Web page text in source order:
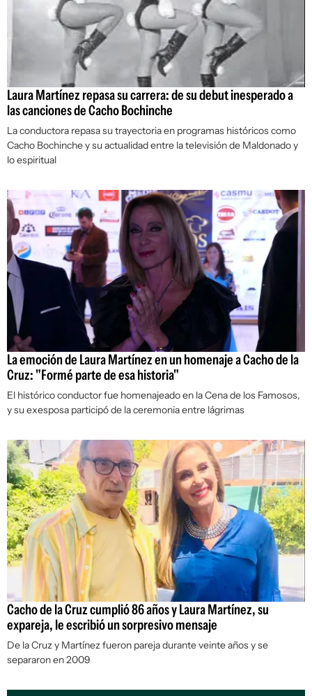
Laura Martínez repasa su carrera: de su debut inesperado a
las canciones de Cacho Bochinche
La conductora repasa su trayectoria en programas históricos como
Cacho Bochinche y su actualidad entre la televisión de Maldonado y
lo espiritual
La emoción de Laura Martínez en un homenaje a Cacho de la
Cruz: "Formé parte de esa historia"
El histórico conductor fue homenajeado en la Cena de los Famosos,
y su exesposa participó de la ceremonia entre lágrimas
Cacho de la Cruz cumplió 86 años y Laura Martínez, su
expareja, le escribió un sorpresivo mensaje
De la Cruz y Martínez fueron pareja durante veinte años y se
separaron en 2009